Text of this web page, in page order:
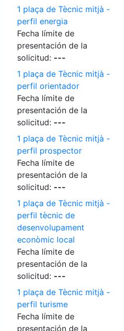
1 plaça de Tècnic mitjà -
perfil energia
Fecha límite de
presentación de la
solicitud: ---
1 plaça de Tècnic mitjà -
perfil orientador
Fecha límite de
presentación de la
solicitud: ---
1 plaça de Tècnic mitjà -
perfil prospector
Fecha límite de
presentación de la
solicitud: ---
1 plaça de Tècnic mitjà -
perfil tècnic de
desenvolupament
econòmic local
Fecha límite de
presentación de la
solicitud: ---
1 plaça de Tècnic mitjà -
perfil turisme
Fecha límite de
presentación de la